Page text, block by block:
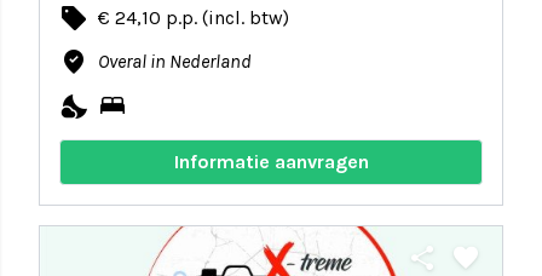
local_offer € 24,10 p.p. (incl. btw)
where_to_vote Overal in Nederland
nights_stay bed
Informatie aanvragen
share favorite